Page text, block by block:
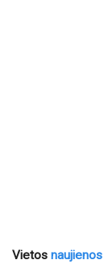
Vietos naujienos